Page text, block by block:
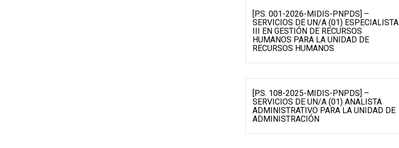
[P.S. 001-2026-MIDIS-PNPDS] –
SERVICIOS DE UN/A (01) ESPECIALISTA
III EN GESTIÓN DE RECURSOS
HUMANOS PARA LA UNIDAD DE
RECURSOS HUMANOS
[P.S. 108-2025-MIDIS-PNPDS] –
SERVICIOS DE UN/A (01) ANALISTA
ADMINISTRATIVO PARA LA UNIDAD DE
ADMINISTRACIÓN